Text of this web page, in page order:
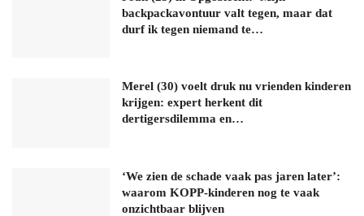
backpackavontuur valt tegen, maar dat
durf ik tegen niemand te…
Merel (30) voelt druk nu vrienden kinderen
krijgen: expert herkent dit
dertigersdilemma en…
‘We zien de schade vaak pas jaren later’:
waarom KOPP-kinderen nog te vaak
onzichtbaar blijven